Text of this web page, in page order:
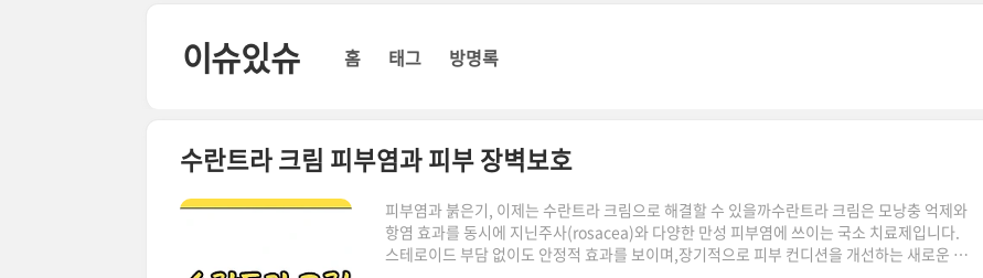
이슈있슈 홈 태그 방명록
수란트라 크림 피부염과 피부 장벽보호
피부염과 붉은기, 이제는 수란트라 크림으로 해결할 수 있을까수란트라 크림은 모낭충 억제와
항염 효과를 동시에 지닌주사(rosacea)와 다양한 만성 피부염에 쓰이는 국소 치료제입니다.
스테로이드 부담 없이도 안정적 효과를 보이며,장기적으로 피부 컨디션을 개선하는 새로운 선